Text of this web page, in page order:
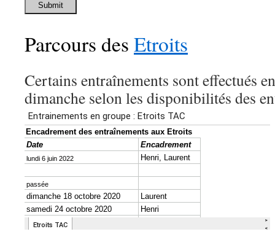
Submit
Parcours des Etroits
Certains entraînements sont effectués
dimanche selon les disponibilités des